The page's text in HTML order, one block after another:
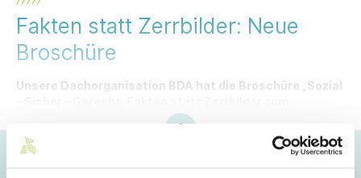
Fakten statt Zerrbilder: Neue
Broschüre
Unsere Dachorganisation BDA hat die Broschüre „Sozial
deutschen Sozialstaat“ aktualisiert.
Hoppla!